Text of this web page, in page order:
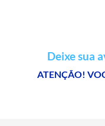
Deixe sua
ATENÇÃO!